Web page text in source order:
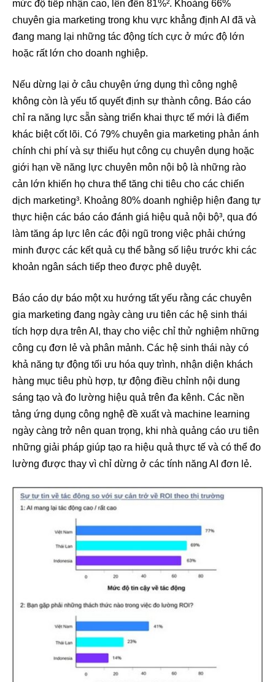
mức độ tiếp nhận cao, lên đến 81%². Khoảng 66%
chuyên gia marketing trong khu vực khẳng định AI đã và
đang mang lại những tác động tích cực ở mức độ lớn
hoặc rất lớn cho doanh nghiệp.
Nếu dừng lại ở câu chuyện ứng dụng thì công nghệ
không còn là yếu tố quyết định sự thành công. Báo cáo
chỉ ra năng lực sẵn sàng triển khai thực tế mới là điểm
khác biệt cốt lõi. Có 79% chuyên gia marketing phản ánh
chính chi phí và sự thiếu hụt công cụ chuyên dụng hoặc
giới hạn về năng lực chuyên môn nội bộ là những rào
cản lớn khiến họ chưa thể tăng chi tiêu cho các chiến
dịch marketing³. Khoảng 80% doanh nghiệp hiện đang tự
thực hiện các báo cáo đánh giá hiệu quả nội bộ³, qua đó
làm tăng áp lực lên các đội ngũ trong việc phải chứng
minh được các kết quả cụ thể bằng số liệu trước khi các
khoản ngân sách tiếp theo được phê duyệt.
Báo cáo dự báo một xu hướng tất yếu rằng các chuyên
gia marketing đang ngày càng ưu tiên các hệ sinh thái
tích hợp dựa trên AI, thay cho việc chỉ thử nghiệm những
công cụ đơn lẻ và phân mảnh. Các hệ sinh thái này có
khả năng tự động tối ưu hóa quy trình, nhận diện khách
hàng mục tiêu phù hợp, tự động điều chỉnh nội dung
sáng tạo và đo lường hiệu quả trên đa kênh. Các nền
tảng ứng dụng công nghệ đề xuất và machine learning
ngày càng trở nên quan trọng, khi nhà quảng cáo ưu tiên
những giải pháp giúp tạo ra hiệu quả thực tế và có thể đo
lường được thay vì chỉ dừng ở các tính năng AI đơn lẻ.